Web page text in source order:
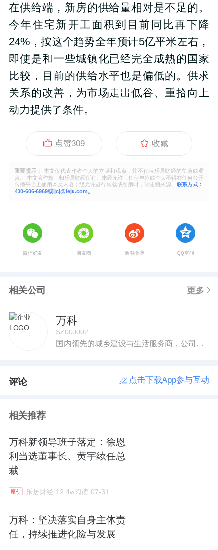
在供给端，新房的供给量相对是不足的。
今年住宅新开工面积到目前同比再下降
24%，按这个趋势全年预计5亿平米左右，
即使是和一些城镇化已经完全成熟的国家
比较，目前的供给水平也是偏低的。供求
关系的改善，为市场走出低谷、重拾向上
动力提供了条件。
点赞309 收藏
重要提示：
本文仅代表作者个人的立场和观点，并不代表乐居财经的立场或观
点。 本文著作权，归乐居财经所有。未经允许，任何单位或个人不得在任何公开
传播平台上使用本文内容；经允许进行转载或引用时，请注明来源。 联系方式：
400-606-6969或ljcj@leju.com。
微信好友 朋友圈 新浪微博 QQ空间
相关公司 更多
万科
SZ000002
‍‍国内领先的城乡建设与生活服务商，公司业务聚焦全国经济最具活力的三大经济圈及中西部重点城市。‍‍
评论 点击下载App参与互动
相关推荐
万科新领导班子落定：徐恩
利当选董事长、黄宇续任总
裁
原创 乐居财经 12.4w阅读 07-31
万科：坚决落实自身主体责
任，持续推进化险与发展